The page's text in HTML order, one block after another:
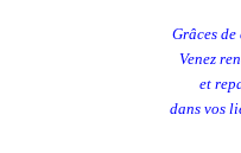
Grâces
Venez
et
dans vos